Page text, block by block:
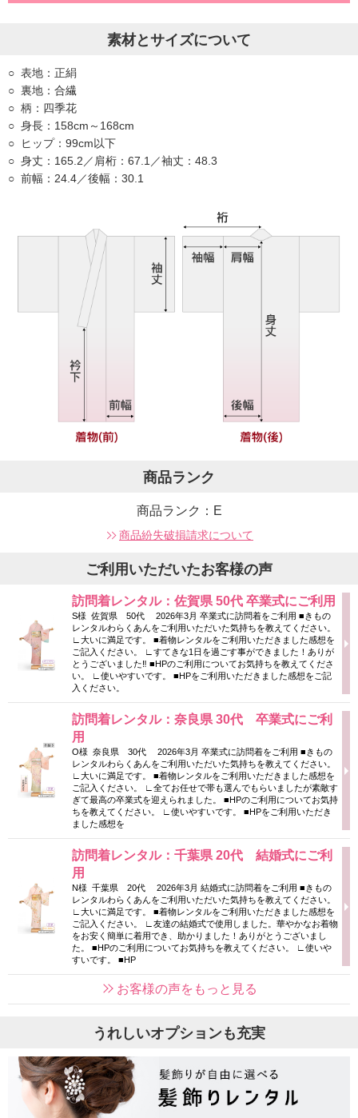
素材とサイズについて
表地：正絹
裏地：合繊
柄：四季花
身長：158cm～168cm
ヒップ：99cm以下
身丈：165.2／肩桁：67.1／袖丈：48.3
前幅：24.4／後幅：30.1
商品ランク
商品ランク：E
商品紛失破損請求について
ご利用いただいたお客様の声
訪問着レンタル：佐賀県 50代 卒業式にご利用
S様 佐賀県 50代 2026年3月 卒業式に訪問着をご利用 ■きもの
レンタルわらくあんをご利用いただいた気持ちを教えてください。
∟大いに満足です。 ■着物レンタルをご利用いただきました感想を
ご記入ください。 ∟すてきな1日を過ごす事ができました！ありが
とうございました‼ ■HPのご利用についてお気持ちを教えてくださ
い。 ∟使いやすいです。 ■HPをご利用いただきました感想をご記
入ください。
訪問着レンタル：奈良県 30代 卒業式にご利
用
O様 奈良県 30代 2026年3月 卒業式に訪問着をご利用 ■きもの
レンタルわらくあんをご利用いただいた気持ちを教えてください。
∟大いに満足です。 ■着物レンタルをご利用いただきました感想を
ご記入ください。 ∟全てお任せで帯も選んでもらいましたが素敵す
ぎて最高の卒業式を迎えられました。 ■HPのご利用についてお気持
ちを教えてください。 ∟使いやすいです。 ■HPをご利用いただき
ました感想を
訪問着レンタル：千葉県 20代 結婚式にご利
用
N様 千葉県 20代 2026年3月 結婚式に訪問着をご利用 ■きもの
レンタルわらくあんをご利用いただいた気持ちを教えてください。
∟大いに満足です。 ■着物レンタルをご利用いただきました感想を
ご記入ください。 ∟友達の結婚式で使用しました。華やかなお着物
をお安く簡単に着用でき、助かりました！ありがとうございまし
た。 ■HPのご利用についてお気持ちを教えてください。 ∟使いや
すいです。 ■HP
お客様の声をもっと見る
うれしいオプションも充実